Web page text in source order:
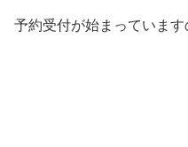
予約受付が始まっています